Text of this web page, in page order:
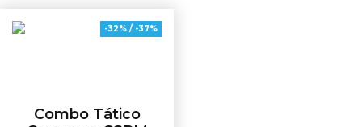
-32% / -37%
Combo Tático